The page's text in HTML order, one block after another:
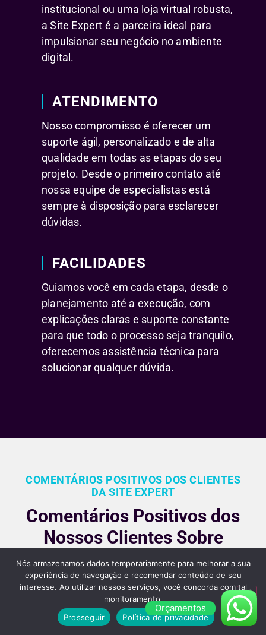
institucional ou uma loja virtual robusta,
a Site Expert é a parceira ideal para
impulsionar seu negócio no ambiente
digital.
ATENDIMENTO
Nosso compromisso é oferecer um
suporte ágil, personalizado e de alta
qualidade em todas as etapas do seu
projeto. Desde o primeiro contato até
nossa equipe de especialistas está
sempre à disposição para esclarecer
dúvidas.
FACILIDADES
Guiamos você em cada etapa, desde o
planejamento até a execução, com
explicações claras e suporte constante
para que todo o processo seja tranquilo,
oferecemos assistência técnica para
solucionar qualquer dúvida.
COMENTÁRIOS POSITIVOS DOS CLIENTES
DA SITE EXPERT
Comentários Positivos dos
Nossos Clientes Sobre
Nossos Serviços de
Criação de Sites em São
Paulo
Nossos clientes são fiéis pois gostara dos nossos
Orçamentos
Nós armazenamos dados temporariamente para melhorar a sua
experiência de navegação e recomendar conteúdo de seu
interesse. Ao utilizar nossos serviços, você concorda com tal
monitoramento.
Prosseguir
Política de privacidade